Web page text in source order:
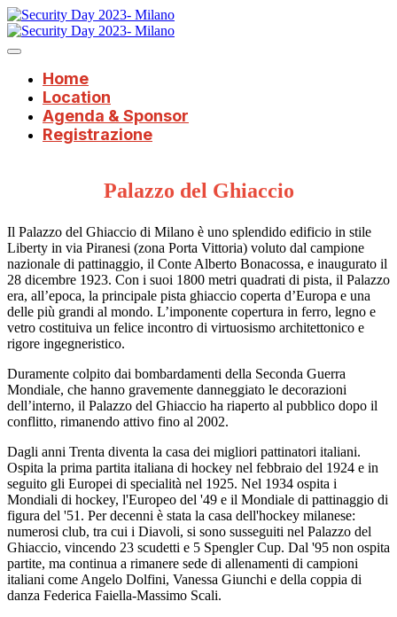
Home
Location
Agenda & Sponsor
Registrazione
Palazzo del Ghiaccio
Il Palazzo del Ghiaccio di Milano è uno splendido edificio in stile
Liberty in via Piranesi (zona Porta Vittoria) voluto dal campione
nazionale di pattinaggio, il Conte Alberto Bonacossa, e inaugurato il
28 dicembre 1923. Con i suoi 1800 metri quadrati di pista, il Palazzo
era, all’epoca, la principale pista ghiaccio coperta d’Europa e una
delle più grandi al mondo. L’imponente copertura in ferro, legno e
vetro costituiva un felice incontro di virtuosismo architettonico e
rigore ingegneristico.
Duramente colpito dai bombardamenti della Seconda Guerra
Mondiale, che hanno gravemente danneggiato le decorazioni
dell’interno, il Palazzo del Ghiaccio ha riaperto al pubblico dopo il
conflitto, rimanendo attivo fino al 2002.
Dagli anni Trenta diventa la casa dei migliori pattinatori italiani.
Ospita la prima partita italiana di hockey nel febbraio del 1924 e in
seguito gli Europei di specialità nel 1925. Nel 1934 ospita i
Mondiali di hockey, l'Europeo del '49 e il Mondiale di pattinaggio di
figura del '51. Per decenni è stata la casa dell'hockey milanese:
numerosi club, tra cui i Diavoli, si sono susseguiti nel Palazzo del
Ghiaccio, vincendo 23 scudetti e 5 Spengler Cup. Dal '95 non ospita
partite, ma continua a rimanere sede di allenamenti di campioni
italiani come Angelo Dolfini, Vanessa Giunchi e della coppia di
danza Federica Faiella-Massimo Scali.